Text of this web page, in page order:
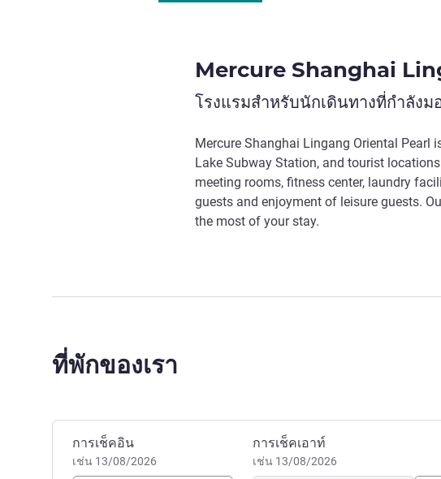
Mercure Shanghai
โรงแรมสำหรับนักเดินทางที่กำลัง
Mercure Shanghai Lingang Oriental Pearl
Lake Subway Station, and tourist
meeting rooms, fitness center, laundry
guests and enjoyment of leisure guests.
the most of your stay.
ที่พักของเรา
จองโรงแรมนี้
การเช็คอิน
เช่น 13/08/2026
การเช็คเอาท์
เช่น 13/08/2026